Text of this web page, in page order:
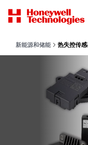
新能源和储能 热失控传